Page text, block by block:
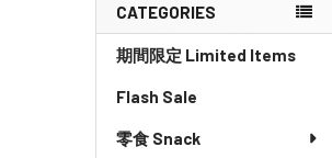
Sidebar
CATEGORIES
期間限定 Limited Items
Flash Sale
零食 Snack